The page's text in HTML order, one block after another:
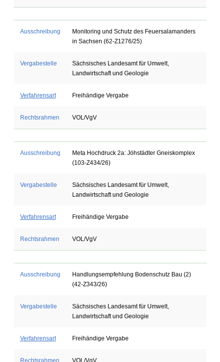
Ausschreibung
Monitoring und Schutz des Feuersalamanders
in Sachsen (62-Z1276/25)
Vergabestelle
Sächsisches Landesamt für Umwelt,
Landwirtschaft und Geologie
Verfahrensart Freihändige Vergabe
Rechtsrahmen VOL/VgV
Ausschreibung
Meta Hochdruck 2a: Jöhstädter Gneiskomplex
(103-Z434/26)
Vergabestelle
Sächsisches Landesamt für Umwelt,
Landwirtschaft und Geologie
Verfahrensart Freihändige Vergabe
Rechtsrahmen VOL/VgV
Ausschreibung
Handlungsempfehlung Bodenschutz Bau (2)
(42-Z343/26)
Vergabestelle
Sächsisches Landesamt für Umwelt,
Landwirtschaft und Geologie
Verfahrensart Freihändige Vergabe
Rechtsrahmen VOL/VgV